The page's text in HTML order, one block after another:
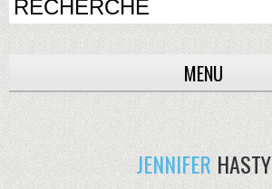
MENU
JENNIFERHASTY